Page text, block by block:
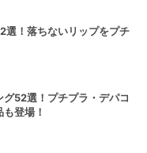
選！落ちないリップをプチ
52選！プチプラ・デパコ
登場！